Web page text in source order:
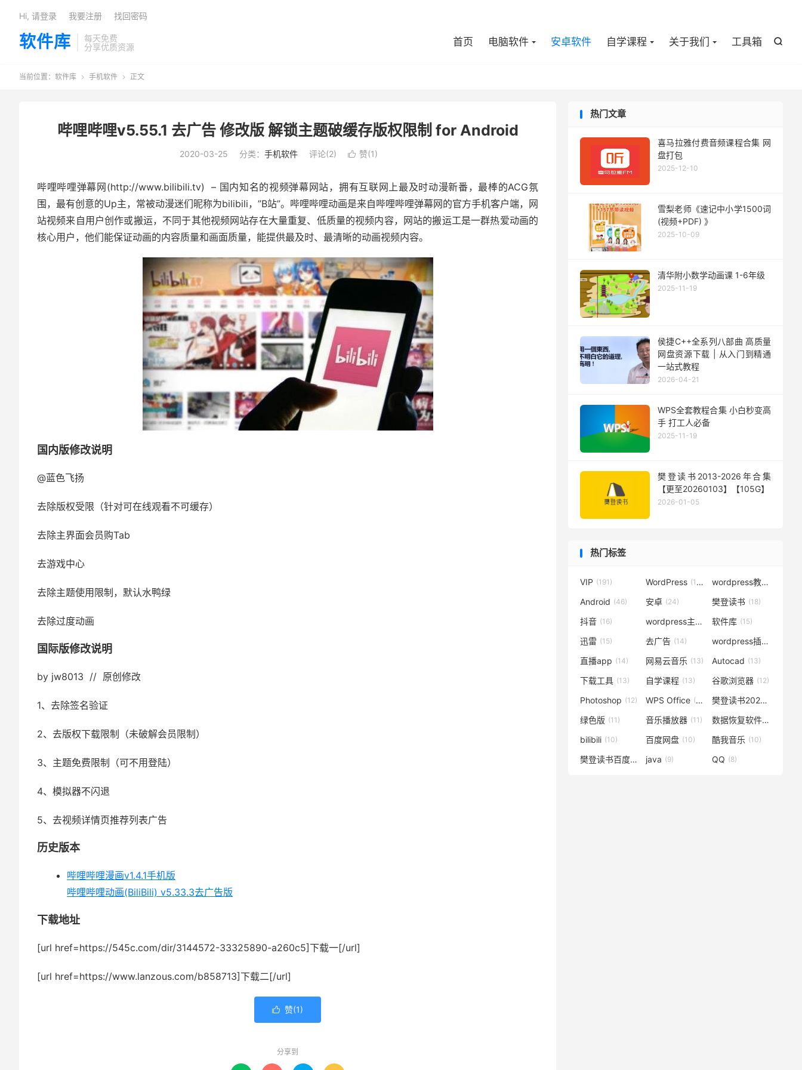
软件库
每天免费
分享优质资源

首页 电脑软件 安卓软件 自学课程 关于我们 工具箱
Hi, 请登录 我要注册 找回密码
当前位置： 软件库  手机软件  正文
哔哩哔哩v5.55.1 去广告 修改版 解锁主题破缓存版权限制 for Android
2020-03-25 分类： 手机软件 评论(2)  赞(1)
哔哩哔哩弹幕网(http://www.bilibili.tv) – 国内知名的视频弹幕网站，拥有互联网上最及时动漫新番，最棒的ACG氛
围，最有创意的Up主，常被动漫迷们昵称为bilibili，”B站”。哔哩哔哩动画是来自哔哩哔哩弹幕网的官方手机客户端，网
站视频来自用户创作或搬运，不同于其他视频网站存在大量重复、低质量的视频内容，网站的搬运工是一群热爱动画的
核心用户，他们能保证动画的内容质量和画面质量，能提供最及时、最清晰的动画视频内容。
国内版修改说明
@蓝色飞扬
去除版权受限（针对可在线观看不可缓存）
去除主界面会员购Tab
去游戏中心
去除主题使用限制，默认水鸭绿
去除过度动画
国际版修改说明
by jw8013 // 原创修改
1、去除签名验证
2、去版权下载限制（未破解会员限制）
3、主题免费限制（可不用登陆）
4、模拟器不闪退
5、去视频详情页推荐列表广告
历史版本
哔哩哔哩漫画v1.4.1手机版
哔哩哔哩动画(BiliBili) v5.33.3去广告版
下载地址
[url href=https://545c.com/dir/3144572-33325890-a260c5]下载一[/url]
[url href=https://www.lanzous.com/b858713]下载二[/url]
 赞(1)
分享到
热门文章
喜马拉雅付费音频课程合集 网
盘打包
2025-12-10
雪梨老师《速记中小学1500词
(视频+PDF) 》
2025-10-09
清华附小数学动画课 1-6年级
2025-11-19
侯捷C++全系列八部曲 高质量
网盘资源下载 | 从入门到精通
一站式教程
2026-04-21
WPS全套教程合集 小白秒变高
手 打工人必备
2025-11-19
樊登读书2013-2026年合集
【更至20260103】【105G】
2026-01-05
热门标签
VIP (191) WordPress (119) wordpress教程
Android (46) 安卓 (24) 樊登读书 (18)
抖音 (16) wordpress主题 (15)
软件库 (15)
迅雷 (15) 去广告 (14) wordpress插件
直播app (14) 网易云音乐 (13) Autocad (13)
下载工具 (13) 自学课程 (13) 谷歌浏览器 (12)
Photoshop (12) WPS Office (12) 樊登读书2020
绿色版 (11) 音乐播放器 (11) 数据恢复软件(11)
bilibili (10) 百度网盘 (10) 酷我音乐 (10)
樊登读书百度云 (10)
java (9) QQ (8)